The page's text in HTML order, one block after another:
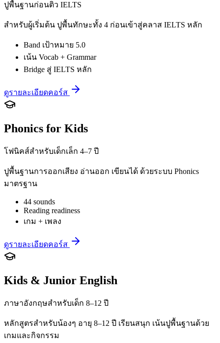
ปูพื้นฐานก่อนติว IELTS
สำหรับผู้เริ่มต้น ปูพื้นทักษะทั้ง 4 ก่อนเข้าสู่คลาส IELTS หลัก
Band เป้าหมาย 5.0
เน้น Vocab + Grammar
Bridge สู่ IELTS หลัก
ดูรายละเอียดคอร์ส
Phonics for Kids
โฟนิคส์สำหรับเด็กเล็ก 4–7 ปี
ปูพื้นฐานการออกเสียง อ่านออก เขียนได้ ด้วยระบบ Phonics
มาตรฐาน
44 sounds
Reading readiness
เกม + เพลง
ดูรายละเอียดคอร์ส
Kids & Junior English
ภาษาอังกฤษสำหรับเด็ก 8–12 ปี
หลักสูตรสำหรับน้องๆ อายุ 8–12 ปี เรียนสนุก เน้นปูพื้นฐานด้วย
เกมและกิจกรรม